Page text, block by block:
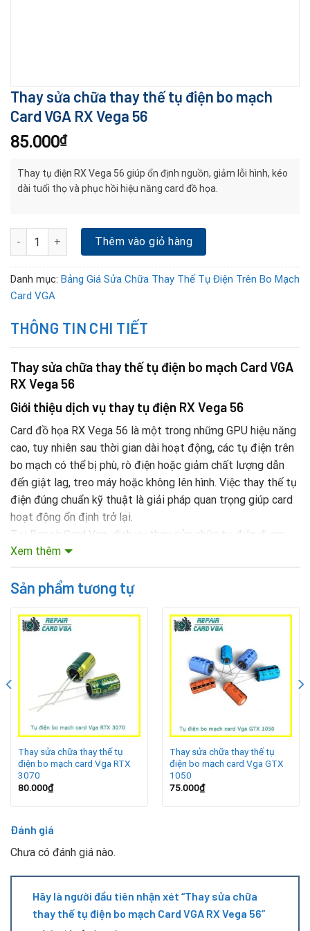
Thay sửa chữa thay thế tụ điện bo mạch
Card VGA RX Vega 56
85.000₫
Thay tụ điện RX Vega 56 giúp ổn định nguồn, giảm lỗi hình, kéo
dài tuổi thọ và phục hồi hiệu năng card đồ họa.
Thay sửa chữa thay thế tụ điện bo mạch Card VGA RX Vega 56
Thêm vào giỏ hàng
Danh mục: Bảng Giá Sửa Chữa Thay Thế Tụ Điện Trên Bo Mạch
Card VGA
THÔNG TIN CHI TIẾT
Thay sửa chữa thay thế tụ điện bo mạch Card VGA
RX Vega 56
Giới thiệu dịch vụ thay tụ điện RX Vega 56
Card đồ họa RX Vega 56 là một trong những GPU hiệu năng
cao, tuy nhiên sau thời gian dài hoạt động, các tụ điện trên
bo mạch có thể bị phù, rò điện hoặc giảm chất lượng dẫn
đến giật lag, treo máy hoặc không lên hình. Việc thay thế tụ
điện đúng chuẩn kỹ thuật là giải pháp quan trọng giúp card
hoạt động ổn định trở lại.
Tại Repair Card Vga, dịch vụ thay sửa chữa tụ điện được
thực hiện bởi kỹ thuật viên chuyên sâu, đảm bảo chất
Khi nào cần thay tụ điện trên Card VGA RX Vega
Tụ điện hư hỏng thường xuất hiện sau thời gian dài sử dụng
hoặc khi card phải làm việc ở mức tải cao. Một số dấu hiệu
phổ biến:
Card VGA không nhận, quạt quay nhưng không lên hình.
Máy tính hay tự khởi động lại khi chơi game hoặc render.
Tụ điện bị phồng, rò, chảy hoặc cháy.
Card nóng bất thường dù đã vệ sinh và thay keo tản
Khi gặp các tình trạng trên, bạn nên mang card đến Repair
Card Vga để được kiểm tra và tư vấn phương án thay thế
Xem thêm
Sản phẩm tương tự
Thay sửa chữa thay thế tụ
điện bo mạch card Vga RTX
3070
80.000₫
Thay sửa chữa thay thế tụ
điện bo mạch card Vga GTX
1050
75.000₫
Đánh giá
Chưa có đánh giá nào.
Hãy là người đầu tiên nhận xét “Thay sửa chữa
thay thế tụ điện bo mạch Card VGA RX Vega 56”